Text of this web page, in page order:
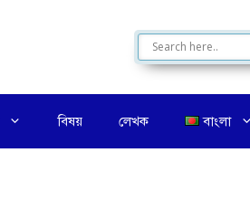
বিষয় লেখক বাংলা